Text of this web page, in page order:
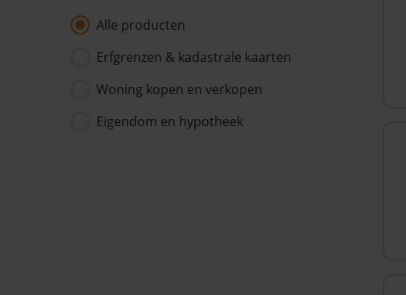
Alle producten
Erfgrenzen & kadastrale kaarten
Woning kopen en verkopen
Eigendom en hypotheek